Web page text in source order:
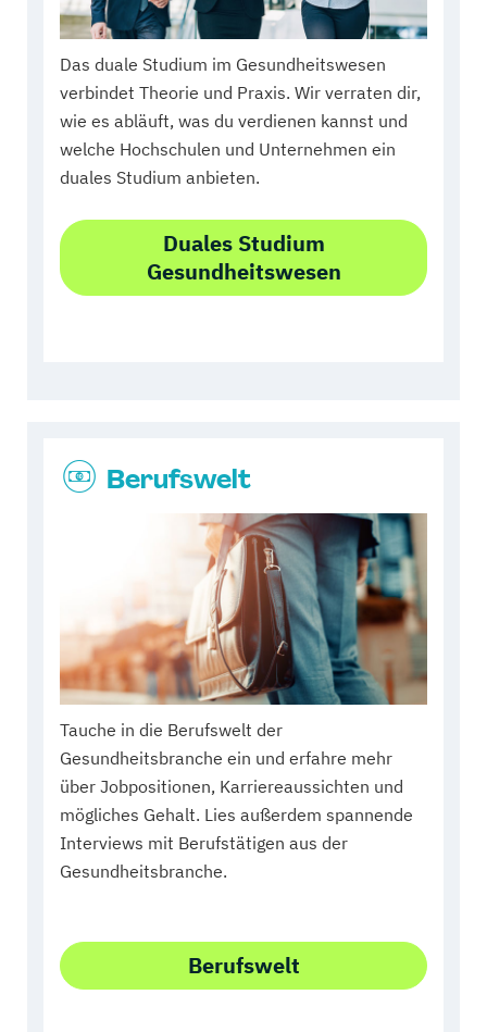
Das duale Studium im Gesundheitswesen
verbindet Theorie und Praxis. Wir verraten dir,
wie es abläuft, was du verdienen kannst und
welche Hochschulen und Unternehmen ein
duales Studium anbieten.
Duales Studium
Gesundheitswesen
Berufswelt
Tauche in die Berufswelt der
Gesundheitsbranche ein und erfahre mehr
über Jobpositionen, Karriereaussichten und
mögliches Gehalt. Lies außerdem spannende
Interviews mit Berufstätigen aus der
Gesundheitsbranche.
Berufswelt